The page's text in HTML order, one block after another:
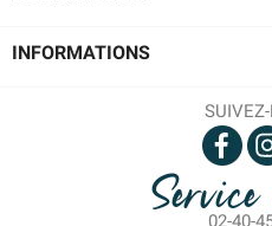
INFORMATIONS
02-40-